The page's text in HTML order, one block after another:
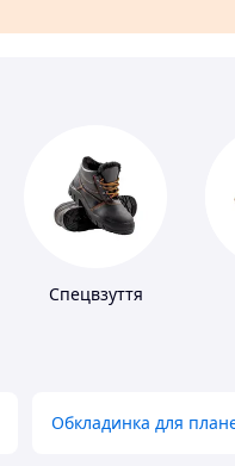
Спецвзуття
Обкладинка для